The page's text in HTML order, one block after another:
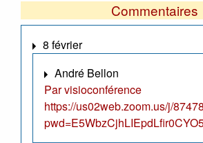
Commentaires
8 février
André Bellon
Par visioconférence
https://us02web.zoom.us/j/